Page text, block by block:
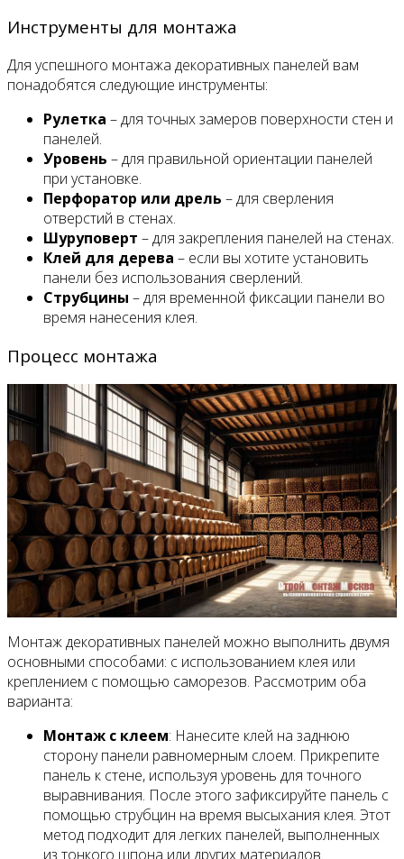
Инструменты для монтажа
Для успешного монтажа декоративных панелей вам
понадобятся следующие инструменты:
Рулетка – для точных замеров поверхности стен и
панелей.
Уровень – для правильной ориентации панелей
при установке.
Перфоратор или дрель – для сверления
отверстий в стенах.
Шуруповерт – для закрепления панелей на стенах.
Клей для дерева – если вы хотите установить
панели без использования сверлений.
Струбцины – для временной фиксации панели во
время нанесения клея.
Процесс монтажа
Монтаж декоративных панелей можно выполнить двумя
основными способами: с использованием клея или
креплением с помощью саморезов. Рассмотрим оба
варианта:
Монтаж с клеем: Нанесите клей на заднюю
сторону панели равномерным слоем. Прикрепите
панель к стене, используя уровень для точного
выравнивания. После этого зафиксируйте панель с
помощью струбцин на время высыхания клея. Этот
метод подходит для легких панелей, выполненных
из тонкого шпона или других материалов.